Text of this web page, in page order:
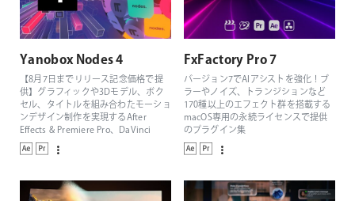
Yanobox Nodes 4
【8月7日までリリース記念価格で提
供】グラフィックや3Dモデル、ボク
セル、タイトルを組み合わたモーショ
ンデザイン制作を実現するAfter
Effects & Premiere Pro、DaVinci
Resolve、Final Cut Pro対応の3Dパー
ティクルジェネレーター
FxFactory Pro 7
バージョン7でAIアシストを強化！ブ
ラーやノイズ、トランジションなど
170種以上のエフェクト群を搭載する
macOS専用の永続ライセンスで提供
のプラグイン集